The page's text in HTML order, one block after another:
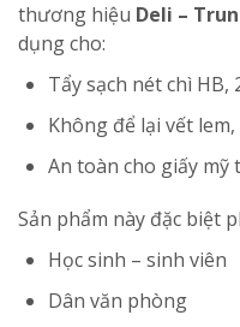
thương hiệu Deli –
dụng cho:
Tẩy sạch nét chì HB,
Không để lại vết
An toàn cho giấy
Sản phẩm này đặc biệt
Học sinh – sinh viên
Dân văn phòng